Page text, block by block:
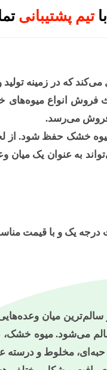
تیم پشتیبانی
می‌کند که در زمینه
فروش انواع
فروش می‌رسد.
خشک حفظ شود. از
به عنوان یک میان
درجه یک و با قیمت
میان
می‌شود. میوه
حبه‌ای، مخلوط و